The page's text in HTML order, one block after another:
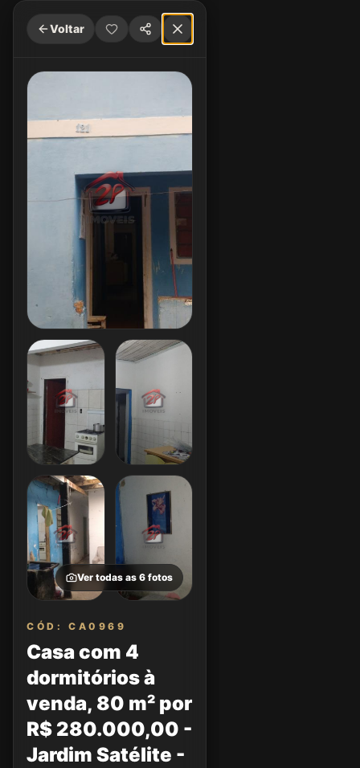
Voltar
Ver todas as 6 fotos
CÓD: CA0969
Casa com 4
dormitórios à
venda, 80 m² por
R$ 280.000,00 -
Jardim Satélite -